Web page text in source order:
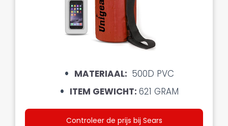
MATERIAAL: 500D PVC
ITEM GEWICHT: 621 GRAM
Controleer de prijs bij Sears